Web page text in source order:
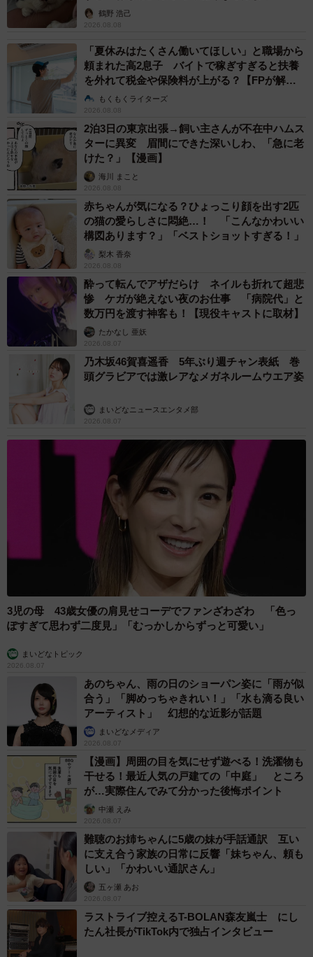
鶴野 浩己
2026.08.08
「夏休みはたくさん働いてほしい」と職場から
頼まれた高2息子 バイトで稼ぎすぎると扶養
を外れて税金や保険料が上がる？【FPが解
説】もくもくライターズ
2026.08.08
2泊3日の東京出張→飼い主さんが不在中ハムス
ターに異変 眉間にできた深いしわ、「急に老
けた？」【漫画】
海川 まこと
2026.08.08
赤ちゃんが気になる？ひょっこり顔を出す2匹
の猫の愛らしさに悶絶…！ 「こんなかわいい
構図あります？」「ベストショットすぎる！」
梨木 香奈
2026.08.08
酔って転んでアザだらけ ネイルも折れて超悲
惨 ケガが絶えない夜のお仕事 「病院代」と
数万円を渡す神客も！【現役キャストに取材】
たかなし 亜妖
2026.08.07
乃木坂46賀喜遥香 5年ぶり週チャン表紙 巻
頭グラビアでは激レアなメガネルームウエア姿
まいどなニュースエンタメ部
2026.08.07
3児の母 43歳女優の肩見せコーデでファンざわざわ 「色っ
ぽすぎて思わず二度見」「むっかしからずっと可愛い」
まいどなトピック
2026.08.07
あのちゃん、雨の日のショーパン姿に「雨が似
合う」「脚めっちゃきれい！」「水も滴る良い
アーティスト」 幻想的な近影が話題
まいどなメディア
2026.08.07
【漫画】周囲の目を気にせず遊べる！洗濯物も
干せる！最近人気の戸建ての「中庭」 ところ
が…実際住んでみて分かった後悔ポイント
中瀬 えみ
2026.08.07
難聴のお姉ちゃんに5歳の妹が手話通訳 互い
に支え合う家族の日常に反響「妹ちゃん、頼も
しい」「かわいい通訳さん」
五ヶ瀬 あお
2026.08.07
ラストライブ控えるT-BOLAN森友嵐士 にし
たん社長がTikTok内で独占インタビュー